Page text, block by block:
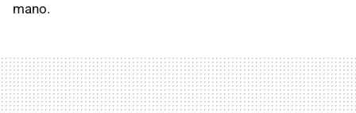
mano.